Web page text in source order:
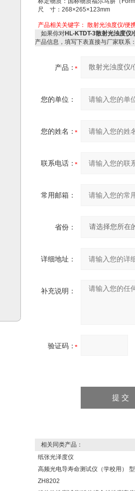
尺 寸：268×265×123mm
产品相关关键字： 散射光浊度仪/便
如果你对HL-KTDT-3散射光浊度仪
产品信息，填写下表直接与厂家联系
产品：
您的单位：
您的姓名：
联系电话：
常用邮箱：
省份：
详细地址：
补充说明：
验证码：
相关同类产品：
纸张光泽度仪
高频光电导寿命测试仪（学校用）
ZH8202